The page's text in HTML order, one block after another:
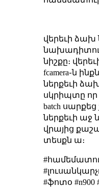
վերեւի ձախ
նախադիտում
նիշքը։
fcamera֊ն
ներքեւի
սկրիպտը որ
batch սարքեց
ներքեւի աջ
վրայից
տեսքն ա։
#ֆոտօ #n900